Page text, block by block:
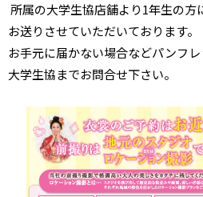
所属の大学生協店舗より1年生の方
お送りさせていただいております。
お手元に届かない場合などパンフ
大学生協までお問合せ下さい。